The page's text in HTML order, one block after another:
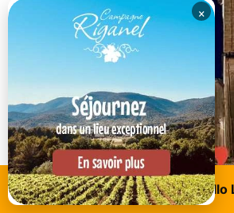
Trouvez un logement Allo
×